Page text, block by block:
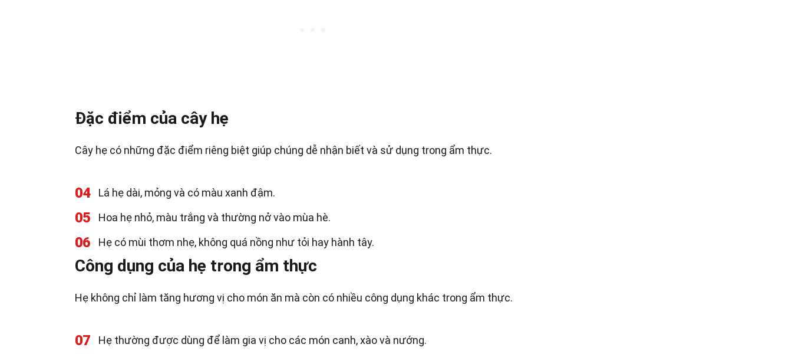
Đặc điểm của cây hẹ
Cây hẹ có những đặc điểm riêng biệt giúp chúng dễ nhận biết và sử dụng trong ẩm thực.
04 Lá hẹ dài, mỏng và có màu xanh đậm.
05 Hoa hẹ nhỏ, màu trắng và thường nở vào mùa hè.
06 Hẹ có mùi thơm nhẹ, không quá nồng như tỏi hay hành tây.
Công dụng của hẹ trong ẩm thực
Hẹ không chỉ làm tăng hương vị cho món ăn mà còn có nhiều công dụng khác trong ẩm thực.
07 Hẹ thường được dùng để làm gia vị cho các món canh, xào và nướng.